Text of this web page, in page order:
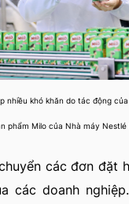
nhiều khó khăn do tác động
phẩm Milo của Nhà máy Nestlé
các đơn đặt
các doanh